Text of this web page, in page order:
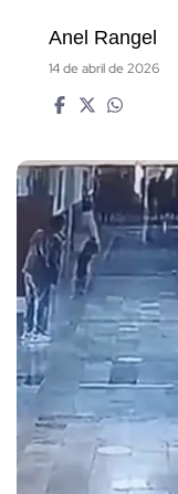
Anel Rangel
14 de abril de 2026